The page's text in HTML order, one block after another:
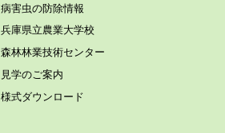
病害⾍の防除情報
兵庫県⽴農業⼤学校
森林林業技術センター
⾒学のご案内
様式ダウンロード